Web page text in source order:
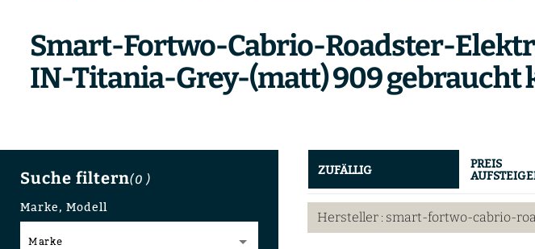
Smart-Fortwo-Cabrio-Roadster-
IN-Titania-Grey-(matt) 909 gebraucht
Suche filtern(0 )
Marke, Modell
Marke
ZUFÄLLIG PREIS
Hersteller : smart-fortwo-cabrio-